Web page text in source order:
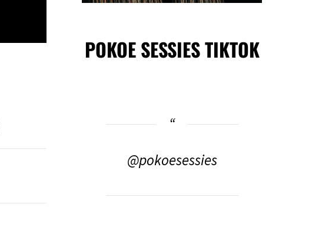
POKOE SESSIES TIKTOK
@pokoesessies